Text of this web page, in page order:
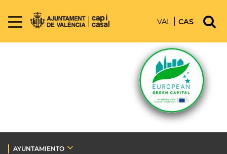
VAL CAS
AYUNTAMIENTO